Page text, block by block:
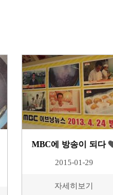
MBC에 방송이 되다
2015-01-29
자세히보기